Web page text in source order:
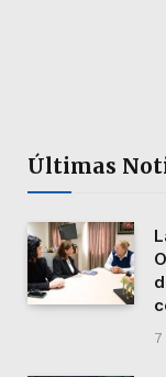
Últimas
7